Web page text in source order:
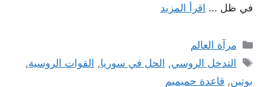
في ظل … اقرأ المزيد
التصنيفات
مرآة العالم
الوسوم
التدخل الروسي, الحل في سوريا, القوات الروسية,
بوتين, قاعدة حميميم